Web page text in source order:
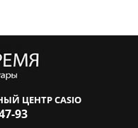
ЦЕНТР CASIO
93